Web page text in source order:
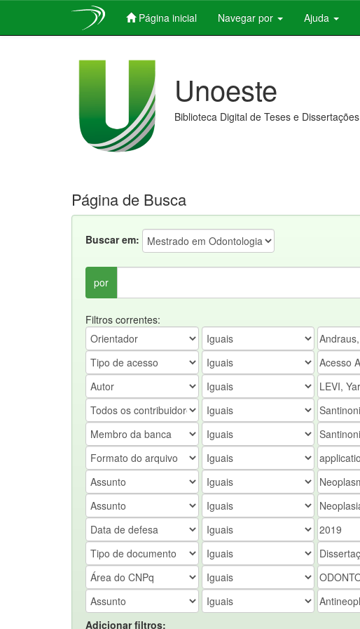
Página inicial Navegar por Ajuda
Unoeste
Biblioteca Digital de Teses e Dissertações
Página de Busca
Buscar em:
por
Filtros correntes:
Adicionar filtros: